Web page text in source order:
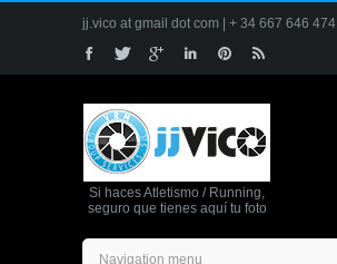
jj.vico at gmail dot com | + 34 667 646 474
Si haces Atletismo / Running,
seguro que tienes aquí tu foto